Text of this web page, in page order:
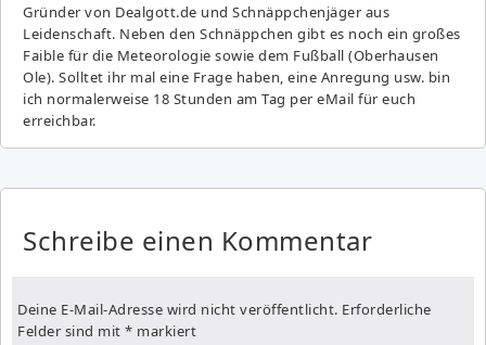
Gründer von Dealgott.de und Schnäppchenjäger aus
Leidenschaft. Neben den Schnäppchen gibt es noch ein großes
Fai­ble für die Meteorologie sowie dem Fußball (Oberhausen
Ole). Solltet ihr mal eine Frage haben, eine Anregung usw. bin
ich normalerweise 18 Stunden am Tag per eMail für euch
erreichbar.
Schreibe einen Kommentar
Deine E-Mail-Adresse wird nicht veröffentlicht. Erforderliche
Felder sind mit * markiert